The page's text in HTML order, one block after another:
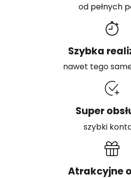
od pełnych
Szybka
nawet tego
Super
szybki
Atrakcyjne